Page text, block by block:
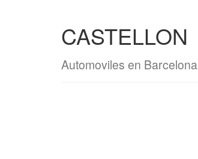
CASTELLON
Automoviles en Barcelona